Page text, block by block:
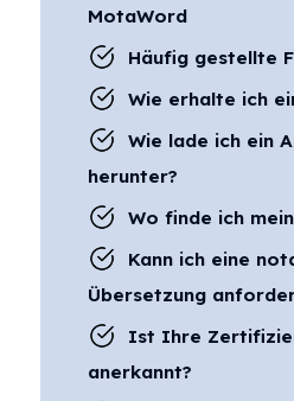
MotaWord
Häufig gestellte
Wie erhalte ich
Wie lade ich ein
herunter?
Wo finde ich
Kann ich eine
Übersetzung
Ist Ihre
anerkannt?